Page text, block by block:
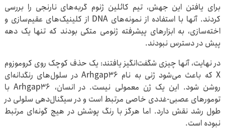
برای یافتن این جهش، تیم کائلین ژنوم گربه‌های نارنجی را بررسی
کردند. آنها با استفاده از نمونه‌های DNA از کلینیک‌های عقیم‌سازی و
اخته‌سازی، به ابزارهای پیشرفته ژنومی متکی بودند که تنها یک دهه
پیش در دسترس نبودند.
در نهایت، آنها چیزی شگفت‌انگیز یافتند: یک حذف کوچک روی کروموزوم
X که باعث می‌شود ژنی به نام Arhgap36 در سلول‌های رنگدانه‌ای
روشن شود. این یک ژن معمولی نیست. در انسان، Arhgap36 با
تومورهای عصبی-غددی خاصی مرتبط است و در سیگنال‌دهی سلولی در
طول رشد نقش دارد. اما هرگز با رنگ پوشش در هیچ گونه‌ای مرتبط
نبوده است.